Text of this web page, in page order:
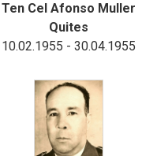
Ten Cel Afonso Muller
Quites
10.02.1955 - 30.04.1955